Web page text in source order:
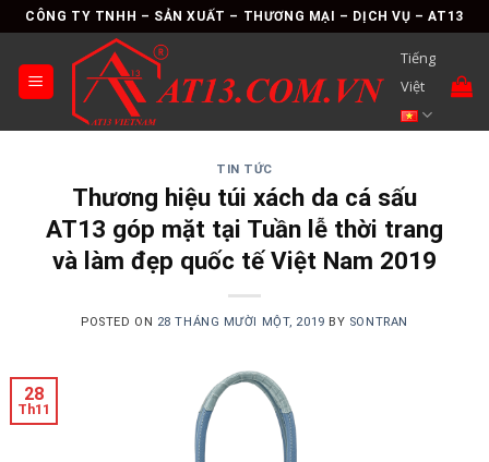
Skip
to
content
CÔNG TY TNHH – SẢN XUẤT – THƯƠNG MẠI – DỊCH VỤ – AT13
Tiếng
Việt
TIN TỨC
Thương hiệu túi xách da cá sấu
AT13 góp mặt tại Tuần lễ thời trang
và làm đẹp quốc tế Việt Nam 2019
POSTED ON 28 THÁNG MƯỜI MỘT, 2019 BY SONTRAN
28
Th11